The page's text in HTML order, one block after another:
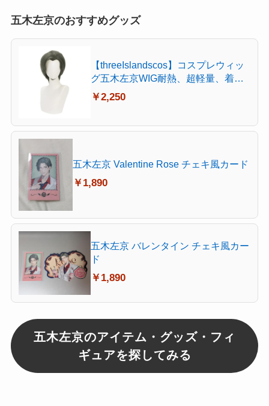
五木左京のおすすめグッズ
【threeIslandscos】コスプレウィッ
グ五木左京WIG耐熱、超軽量、着け
やすい、耐久性があり、手入れが簡
単、アニメグッズ、巡回展覧会、学
ンイベント、クリスマス、テーマパ
￥2,250
五木左京 Valentine Rose チェキ風カード
￥1,890
五木左京 バレンタイン チェキ風カー
ド
￥1,890
五木左京のアイテム・グッズ・フィ
ギュアを探してみる